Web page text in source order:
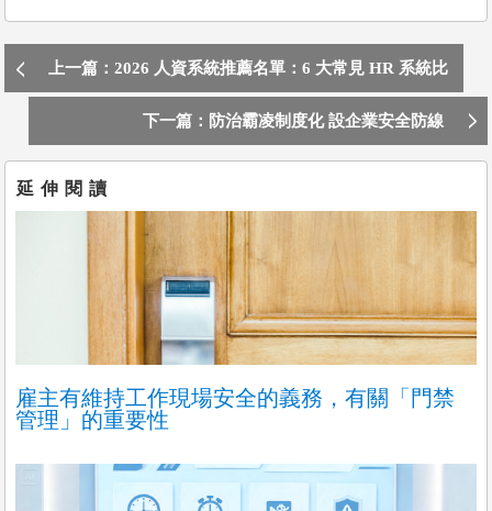
上一篇：2026 人資系統推薦名單：6 大常見 HR 系統比
下一篇：防治霸凌制度化 設企業安全防線
延伸閱讀
雇主有維持工作現場安全的義務，有關「門禁
管理」的重要性